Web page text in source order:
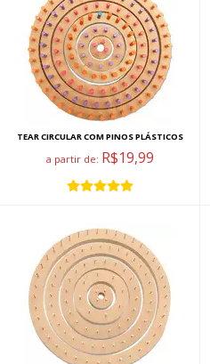
TEAR CIRCULAR COM PINOS PLÁSTICOS
a partir de: R$19,99